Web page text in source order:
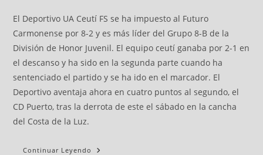
El Deportivo UA Ceutí FS se ha impuesto al Futuro
Carmonense por 8-2 y es más líder del Grupo 8-B de la
División de Honor Juvenil. El equipo ceutí ganaba por 2-1 en
el descanso y ha sido en la segunda parte cuando ha
sentenciado el partido y se ha ido en el marcador. El
Deportivo aventaja ahora en cuatro puntos al segundo, el
CD Puerto, tras la derrota de este el sábado en la cancha
del Costa de la Luz.
Continuar Leyendo